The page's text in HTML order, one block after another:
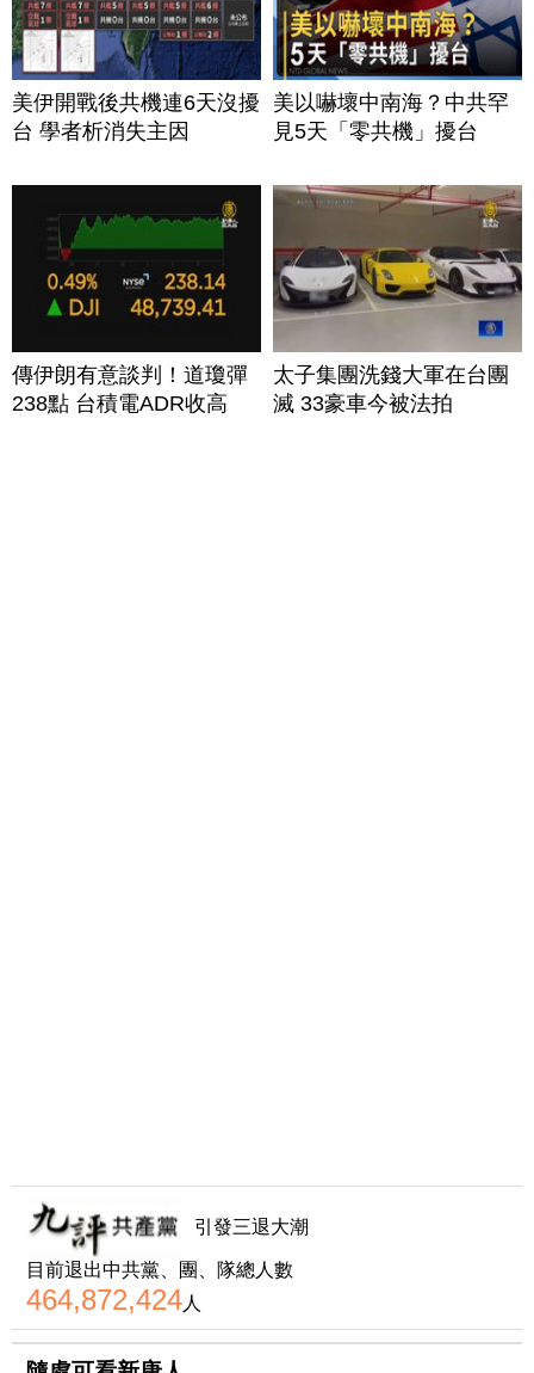
美伊開戰後共機連6天沒擾
台 學者析消失主因
美以嚇壞中南海？中共罕
見5天「零共機」擾台
傳伊朗有意談判！道瓊彈
238點 台積電ADR收高
太子集團洗錢大軍在台團
滅 33豪車今被法拍
引發三退大潮
目前退出中共黨、團、隊總人數
464,872,424人